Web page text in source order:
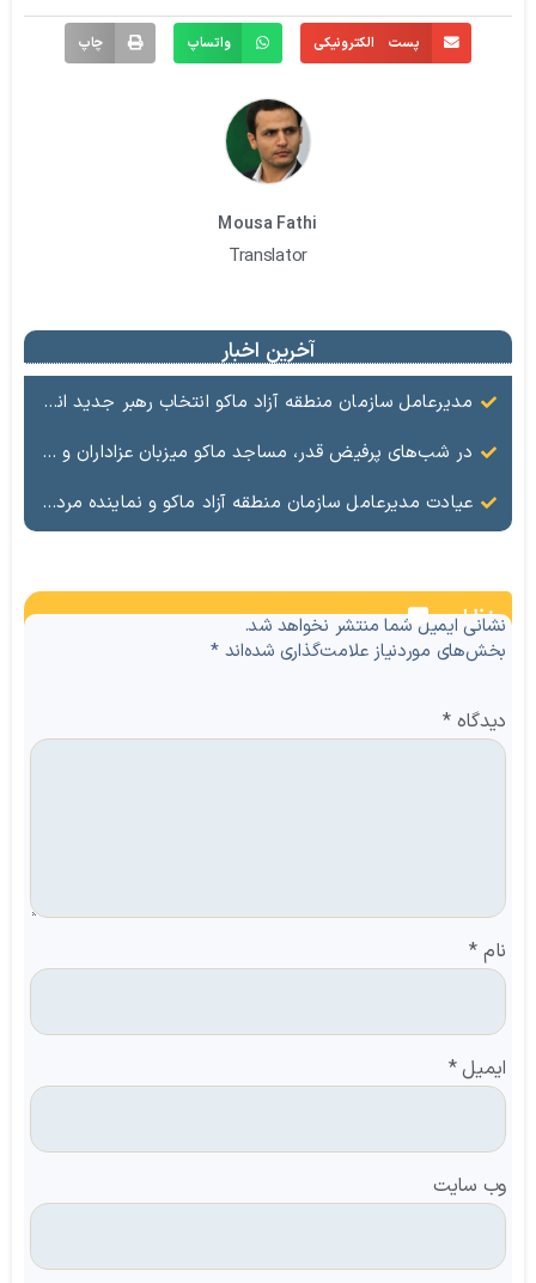
پست الکترونیکی واتساپ چاپ
Mousa Fathi
Translator
آخرین اخبار
مدیرعامل سازمان منطقه آزاد ماکو انتخاب رهبر جدید انقلاب را تبریک گفت
در شب‌های پرفیض قدر، مساجد ماکو میزبان عزاداران و ارادتمندان به اهل بیت (ع) هستند.
عیادت مدیرعامل سازمان منطقه آزاد ماکو و نماینده مردم ماکو، شوط و پلدشت از مجروحان حملات اخیر
نظرات
نشانی ایمیل شما منتشر نخواهد شد.
بخش‌های موردنیاز علامت‌گذاری شده‌اند*
دیدگاه*
نام *
ایمیل*
وب‌ سایت